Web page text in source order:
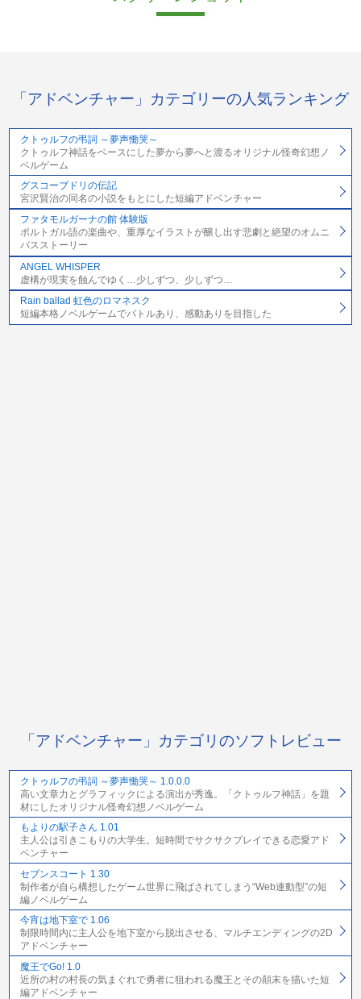
「アドベンチャー」カテゴリーの人気ランキング
クトゥルフの弔詞 ～夢声慟哭～
クトゥルフ神話をベースにした夢から夢へと渡るオリジナル怪奇幻想ノ
ベルゲーム
グスコーブドリの伝記
宮沢賢治の同名の小説をもとにした短編アドベンチャー
ファタモルガーナの館 体験版
ポルトガル語の楽曲や、重厚なイラストが醸し出す悲劇と絶望のオムニ
バスストーリー
ANGEL WHISPER
虚構が現実を蝕んでゆく…少しずつ、少しずつ…
Rain ballad 虹色のロマネスク
短編本格ノベルゲームでバトルあり、感動ありを目指した
「アドベンチャー」カテゴリのソフトレビュー
クトゥルフの弔詞 ～夢声慟哭～ 1.0.0.0
高い文章力とグラフィックによる演出が秀逸。「クトゥルフ神話」を題
材にしたオリジナル怪奇幻想ノベルゲーム
もよりの駅子さん 1.01
主人公は引きこもりの大学生。短時間でサクサクプレイできる恋愛アド
ベンチャー
セブンスコート 1.30
制作者が自ら構想したゲーム世界に飛ばされてしまう“Web連動型”の短
編ノベルゲーム
今宵は地下室で 1.06
制限時間内に主人公を地下室から脱出させる、マルチエンディングの2D
アドベンチャー
魔王でGo! 1.0
近所の村の村長の気まぐれで勇者に狙われる魔王とその顛末を描いた短
編アドベンチャー